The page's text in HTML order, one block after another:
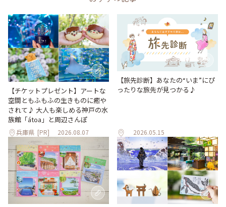
【チケットプレゼント】アートな
空間ともふもふの生きものに癒や
されて♪ 大人も楽しめる神戸の水
族館「átoa」と周辺さんぽ
兵庫県 [PR] 2026.08.07
【旅先診断】あなたの“いま”にぴ
ったりな旅先が見つかる♪
2026.05.15